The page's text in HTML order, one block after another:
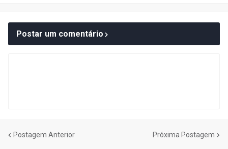
Postar um comentário
Postagem Anterior Próxima Postagem